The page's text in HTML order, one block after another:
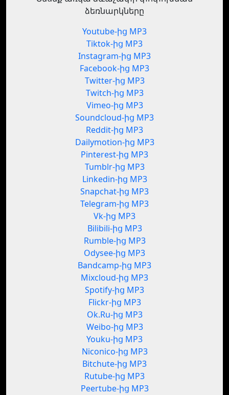
ձեռնարկները
Youtube-ից MP3
Tiktok-ից MP3
Instagram-ից MP3
Facebook-ից MP3
Twitter-ից MP3
Twitch-ից MP3
Vimeo-ից MP3
Soundcloud-ից MP3
Reddit-ից MP3
Dailymotion-ից MP3
Pinterest-ից MP3
Tumblr-ից MP3
Linkedin-ից MP3
Snapchat-ից MP3
Telegram-ից MP3
Vk-ից MP3
Bilibili-ից MP3
Rumble-ից MP3
Odysee-ից MP3
Bandcamp-ից MP3
Mixcloud-ից MP3
Spotify-ից MP3
Flickr-ից MP3
Ok.Ru-ից MP3
Weibo-ից MP3
Youku-ից MP3
Niconico-ից MP3
Bitchute-ից MP3
Rutube-ից MP3
Peertube-ից MP3